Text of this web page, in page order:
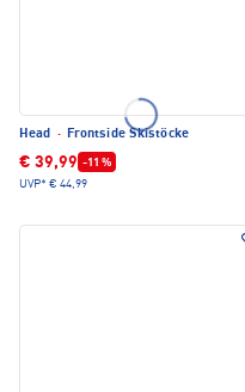
Head · Frontside Skistöcke
€ 39,99 -11 %
UVP* € 44,99